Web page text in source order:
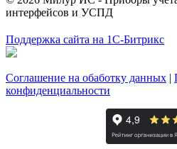
интерфейсов и УСПД
Поддержка сайта на 1С-Битрикс
Соглашение на обаботку данных |
конфиденциальности